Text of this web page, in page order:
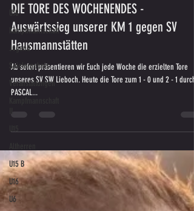
U18
Kampfmannschaft
Jugend
Spielergebnis
Veranstaltungen
U15 B
U16
U6
DIE TORE DES WOCHENENDES -
Auswärtssieg unserer KM 1 gegen SV
Hausmannstätten
Ab sofort präsentieren wir Euch jede Woche die erzielten Tore
unseres SV SW Lieboch. Heute die Tore zum 1 - 0 und 2 - 1 durch
PASCAL...